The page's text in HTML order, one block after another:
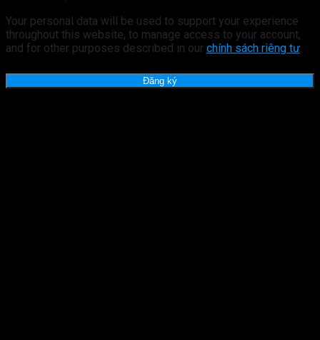
Your personal data will be used to support your experience
throughout this website, to manage access to your account,
and for other purposes described in our chính sách riêng tư.
Đăng ký